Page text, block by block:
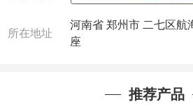
所在地址
河南省 郑州市 二七区航
座
推荐产品